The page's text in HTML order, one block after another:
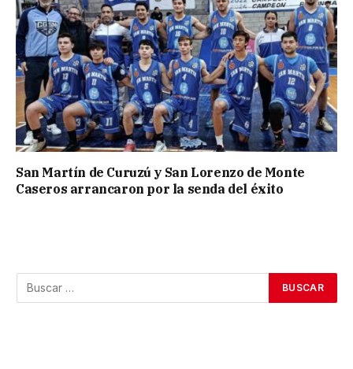
San Martín de Curuzú y San Lorenzo de Monte
Caseros arrancaron por la senda del éxito